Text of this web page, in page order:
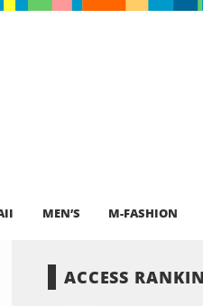
MEN’S M-FASHION
ACCESS